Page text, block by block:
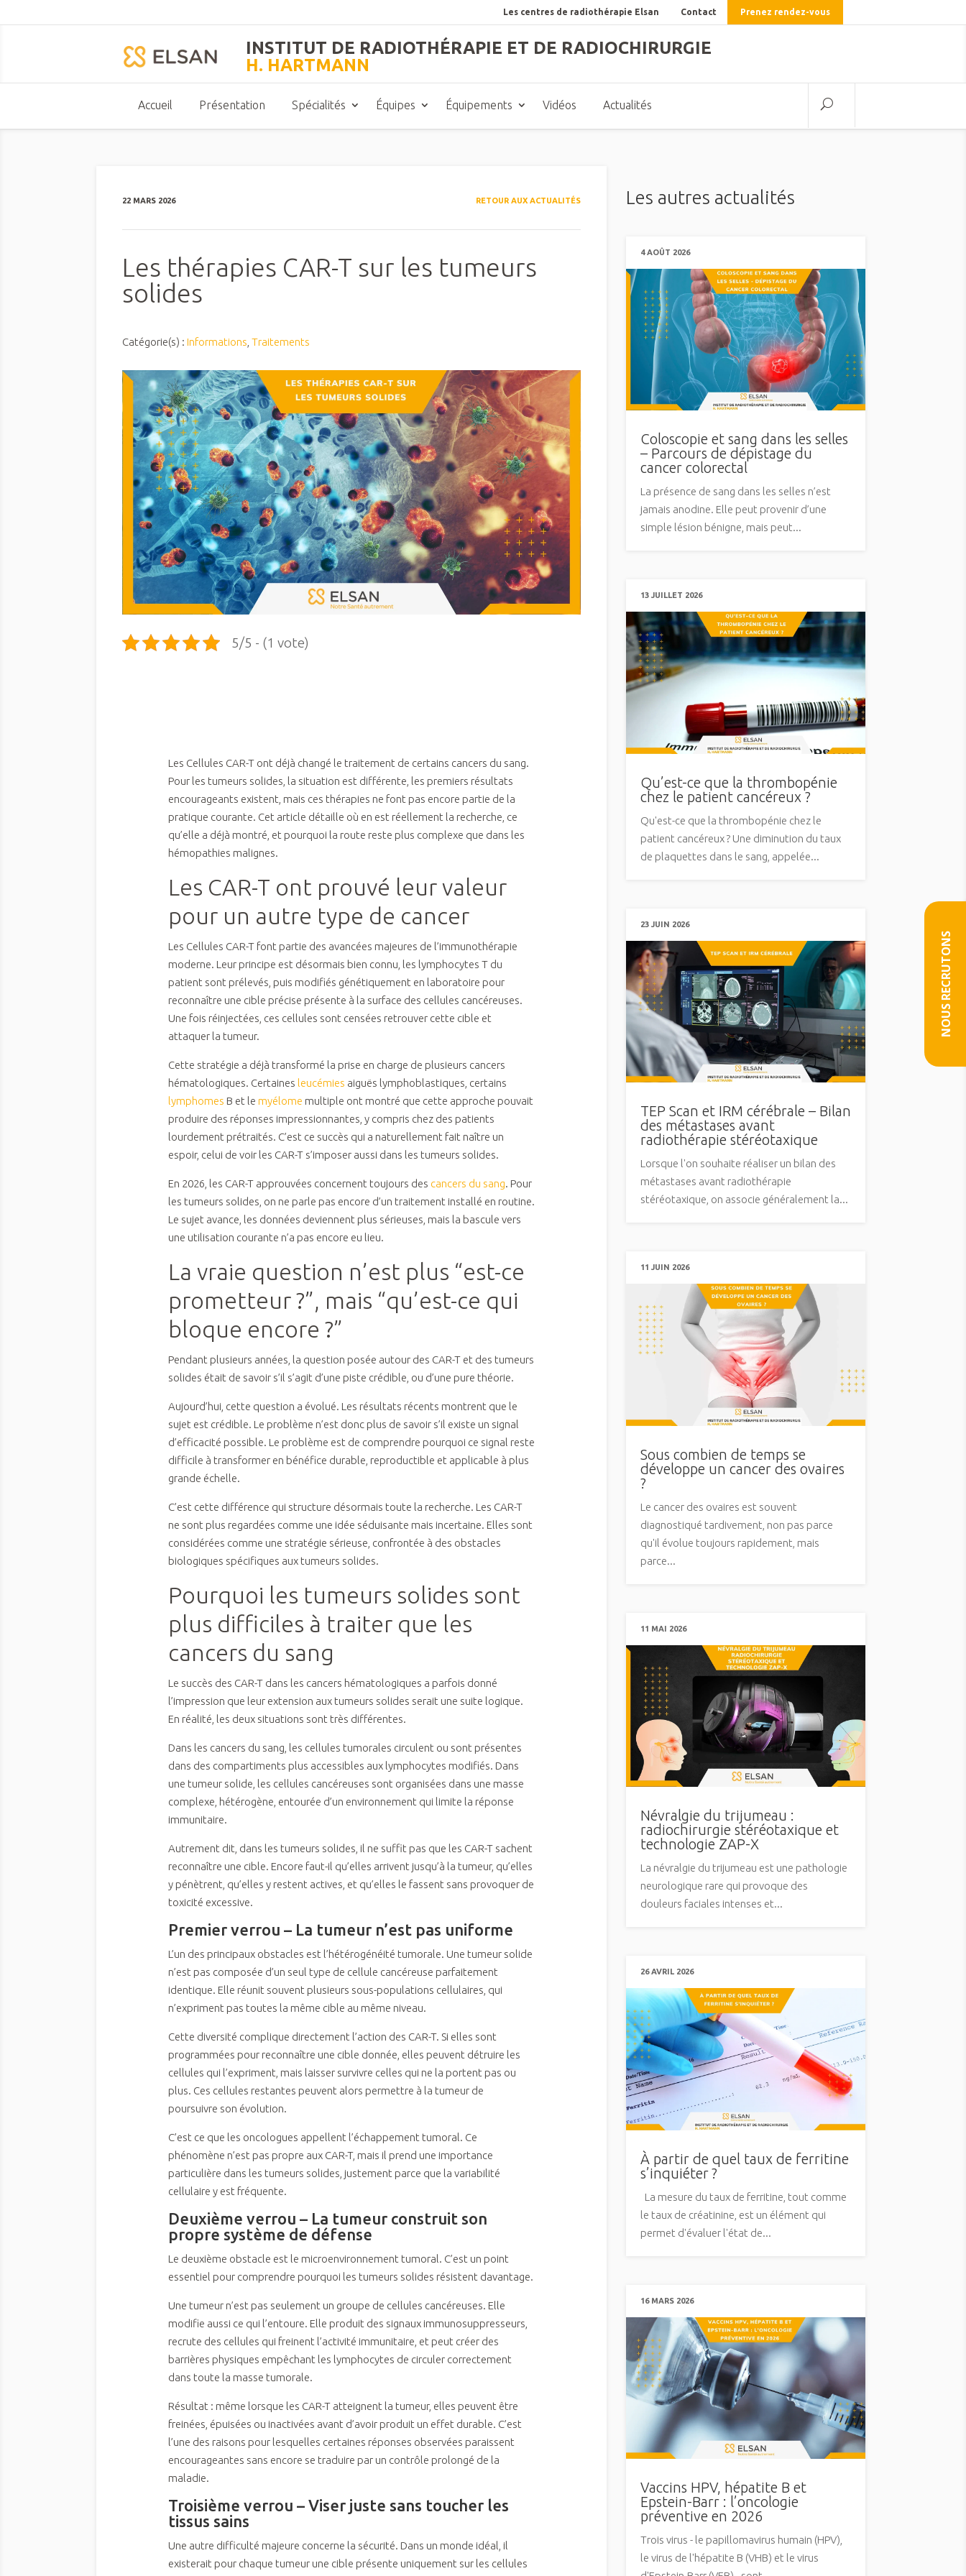
Les centres de radiothérapie Elsan Contact Prenez rendez-vous
INSTITUT DE RADIOTHÉRAPIE ET DE RADIOCHIRURGIE
H. HARTMANN
Accueil Présentation Spécialités Équipes Équipements Vidéos Actualités
22 MARS 2026 RETOUR AUX ACTUALITÉS
Les thérapies CAR-T sur les tumeurs
solides
Catégorie(s) :Informations ,Traitements
5/5 - (1 vote)
Les Cellules CAR-T ont déjà changé le traitement de certains cancers du sang.
Pour les tumeurs solides, la situation est différente, les premiers résultats
encourageants existent, mais ces thérapies ne font pas encore partie de la
pratique courante. Cet article détaille où en est réellement la recherche, ce
qu’elle a déjà montré, et pourquoi la route reste plus complexe que dans les
hémopathies malignes.
Les CAR-T ont prouvé leur valeur
pour un autre type de cancer
Les Cellules CAR-T font partie des avancées majeures de l’immunothérapie
moderne. Leur principe est désormais bien connu, les lymphocytes T du
patient sont prélevés, puis modifiés génétiquement en laboratoire pour
reconnaître une cible précise présente à la surface des cellules cancéreuses.
Une fois réinjectées, ces cellules sont censées retrouver cette cible et
attaquer la tumeur.
Cette stratégie a déjà transformé la prise en charge de plusieurs cancers
hématologiques. Certainesleucémies aiguës lymphoblastiques, certains
lymphomes B et lemyélome multiple ont montré que cette approche pouvait
produire des réponses impressionnantes, y compris chez des patients
lourdement prétraités. C’est ce succès qui a naturellement fait naître un
espoir, celui de voir les CAR-T s’imposer aussi dans les tumeurs solides.
En 2026, les CAR-T approuvées concernent toujours des cancers du sang. Pour
les tumeurs solides, on ne parle pas encore d’un traitement installé en routine.
Le sujet avance, les données deviennent plus sérieuses, mais la bascule vers
une utilisation courante n’a pas encore eu lieu.
La vraie question n’est plus “est-ce
prometteur ?”, mais “qu’est-ce qui
bloque encore ?”
Pendant plusieurs années, la question posée autour des CAR-T et des tumeurs
solides était de savoir s’il s’agit d’une piste crédible, ou d’une pure théorie.
Aujourd’hui, cette question a évolué. Les résultats récents montrent que le
sujet est crédible. Le problème n’est donc plus de savoir s’il existe un signal
d’efficacité possible. Le problème est de comprendre pourquoi ce signal reste
difficile à transformer en bénéfice durable, reproductible et applicable à plus
grande échelle.
C’est cette différence qui structure désormais toute la recherche. Les CAR-T
ne sont plus regardées comme une idée séduisante mais incertaine. Elles sont
considérées comme une stratégie sérieuse, confrontée à des obstacles
biologiques spécifiques aux tumeurs solides.
Pourquoi les tumeurs solides sont
plus difficiles à traiter que les
cancers du sang
Le succès des CAR-T dans les cancers hématologiques a parfois donné
l’impression que leur extension aux tumeurs solides serait une suite logique.
En réalité, les deux situations sont très différentes.
Dans les cancers du sang, les cellules tumorales circulent ou sont présentes
dans des compartiments plus accessibles aux lymphocytes modifiés. Dans
une tumeur solide, les cellules cancéreuses sont organisées dans une masse
complexe, hétérogène, entourée d’un environnement qui limite la réponse
immunitaire.
Autrement dit, dans les tumeurs solides, il ne suffit pas que les CAR-T sachent
reconnaître une cible. Encore faut-il qu’elles arrivent jusqu’à la tumeur, qu’elles
y pénètrent, qu’elles y restent actives, et qu’elles le fassent sans provoquer de
toxicité excessive.
Premier verrou – La tumeur n’est pas uniforme
L’un des principaux obstacles est l’hétérogénéité tumorale. Une tumeur solide
n’est pas composée d’un seul type de cellule cancéreuse parfaitement
identique. Elle réunit souvent plusieurs sous-populations cellulaires, qui
n’expriment pas toutes la même cible au même niveau.
Cette diversité complique directement l’action des CAR-T. Si elles sont
programmées pour reconnaître une cible donnée, elles peuvent détruire les
cellules qui l’expriment, mais laisser survivre celles qui ne la portent pas ou
plus. Ces cellules restantes peuvent alors permettre à la tumeur de
poursuivre son évolution.
C’est ce que les oncologues appellent l’échappement tumoral. Ce
phénomène n’est pas propre aux CAR-T, mais il prend une importance
particulière dans les tumeurs solides, justement parce que la variabilité
cellulaire y est fréquente.
Deuxième verrou – La tumeur construit son
propre système de défense
Le deuxième obstacle est le microenvironnement tumoral. C’est un point
essentiel pour comprendre pourquoi les tumeurs solides résistent davantage.
Une tumeur n’est pas seulement un groupe de cellules cancéreuses. Elle
modifie aussi ce qui l’entoure. Elle produit des signaux immunosuppresseurs,
recrute des cellules qui freinent l’activité immunitaire, et peut créer des
barrières physiques empêchant les lymphocytes de circuler correctement
dans toute la masse tumorale.
Résultat : même lorsque les CAR-T atteignent la tumeur, elles peuvent être
freinées, épuisées ou inactivées avant d’avoir produit un effet durable. C’est
l’une des raisons pour lesquelles certaines réponses observées paraissent
encourageantes sans encore se traduire par un contrôle prolongé de la
maladie.
Troisième verrou – Viser juste sans toucher les
tissus sains
Une autre difficulté majeure concerne la sécurité. Dans un monde idéal, il
existerait pour chaque tumeur une cible présente uniquement sur les cellules
Les autres actualités
4 AOÛT 2026
Coloscopie et sang dans les selles
– Parcours de dépistage du
cancer colorectal
La présence de sang dans les selles n’est
jamais anodine. Elle peut provenir d’une
simple lésion bénigne, mais peut...
13 JUILLET 2026
Qu’est-ce que la thrombopénie
chez le patient cancéreux ?
Qu'est-ce que la thrombopénie chez le
patient cancéreux ? Une diminution du taux
de plaquettes dans le sang, appelée...
23 JUIN 2026
TEP Scan et IRM cérébrale – Bilan
des métastases avant
radiothérapie stéréotaxique
Lorsque l'on souhaite réaliser un bilan des
métastases avant radiothérapie
stéréotaxique, on associe généralement la...
11 JUIN 2026
Sous combien de temps se
développe un cancer des ovaires
?
Le cancer des ovaires est souvent
diagnostiqué tardivement, non pas parce
qu'il évolue toujours rapidement, mais
parce...
11 MAI 2026
Névralgie du trijumeau :
radiochirurgie stéréotaxique et
technologie ZAP-X
La névralgie du trijumeau est une pathologie
neurologique rare qui provoque des
douleurs faciales intenses et...
26 AVRIL 2026
À partir de quel taux de ferritine
s’inquiéter ?
La mesure du taux de ferritine, tout comme
le taux de créatinine, est un élément qui
permet d'évaluer l'état de...
16 MARS 2026
Vaccins HPV, hépatite B et
Epstein-Barr : l’oncologie
préventive en 2026
Trois virus - le papillomavirus humain (HPV),
le virus de l'hépatite B (VHB) et le virus
NOUS RECRUTONS